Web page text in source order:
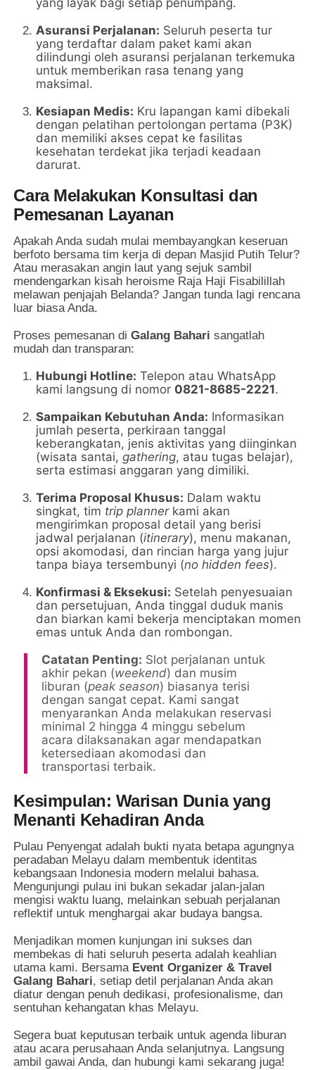
yang layak bagi setiap penumpang.
Asuransi Perjalanan: Seluruh peserta tur
yang terdaftar dalam paket kami akan
dilindungi oleh asuransi perjalanan terkemuka
untuk memberikan rasa tenang yang
maksimal.
Kesiapan Medis: Kru lapangan kami dibekali
dengan pelatihan pertolongan pertama (P3K)
dan memiliki akses cepat ke fasilitas
kesehatan terdekat jika terjadi keadaan
darurat.
Cara Melakukan Konsultasi dan
Pemesanan Layanan
Apakah Anda sudah mulai membayangkan keseruan
berfoto bersama tim kerja di depan Masjid Putih Telur?
Atau merasakan angin laut yang sejuk sambil
mendengarkan kisah heroisme Raja Haji Fisabilillah
melawan penjajah Belanda? Jangan tunda lagi rencana
luar biasa Anda.
Proses pemesanan diGalang Bahari sangatlah
mudah dan transparan:
Hubungi Hotline: Telepon atau WhatsApp
kami langsung di nomor 0821-8685-2221.
Sampaikan Kebutuhan Anda: Informasikan
jumlah peserta, perkiraan tanggal
keberangkatan, jenis aktivitas yang diinginkan
(wisata santai,gathering, atau tugas belajar),
serta estimasi anggaran yang dimiliki.
Terima Proposal Khusus: Dalam waktu
singkat, tim trip plannerkami akan
mengirimkan proposal detail yang berisi
jadwal perjalanan (itinerary), menu makanan,
opsi akomodasi, dan rincian harga yang jujur
tanpa biaya tersembunyi (no hidden fees).
Konfirmasi & Eksekusi: Setelah penyesuaian
dan persetujuan, Anda tinggal duduk manis
dan biarkan kami bekerja menciptakan momen
emas untuk Anda dan rombongan.
Catatan Penting: Slot perjalanan untuk
akhir pekan (weekend) dan musim
liburan (peak season) biasanya terisi
dengan sangat cepat. Kami sangat
menyarankan Anda melakukan reservasi
minimal 2 hingga 4 minggu sebelum
acara dilaksanakan agar mendapatkan
ketersediaan akomodasi dan
transportasi terbaik.
Kesimpulan: Warisan Dunia yang
Menanti Kehadiran Anda
Pulau Penyengat adalah bukti nyata betapa agungnya
peradaban Melayu dalam membentuk identitas
kebangsaan Indonesia modern melalui bahasa.
Mengunjungi pulau ini bukan sekadar jalan-jalan
mengisi waktu luang, melainkan sebuah perjalanan
reflektif untuk menghargai akar budaya bangsa.
Menjadikan momen kunjungan ini sukses dan
membekas di hati seluruh peserta adalah keahlian
utama kami. Bersama Event Organizer & Travel
Galang Bahari, setiap detil perjalanan Anda akan
diatur dengan penuh dedikasi, profesionalisme, dan
sentuhan kehangatan khas Melayu.
Segera buat keputusan terbaik untuk agenda liburan
atau acara perusahaan Anda selanjutnya. Langsung
ambil gawai Anda, dan hubungi kami sekarang juga!